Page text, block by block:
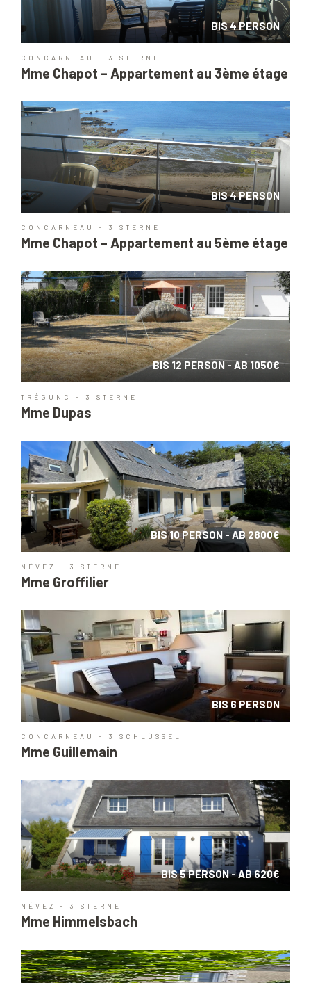
BIS 4 PERSON
CONCARNEAU - 3 STERNE
Mme Chapot – Appartement au 3ème étage
BIS 4 PERSON
CONCARNEAU - 3 STERNE
Mme Chapot – Appartement au 5ème étage
BIS 12 PERSON - AB 1050€
TRÉGUNC - 3 STERNE
Mme Dupas
BIS 10 PERSON - AB 2800€
NÉVEZ - 3 STERNE
Mme Groffilier
BIS 6 PERSON
CONCARNEAU - 3 SCHLÜSSEL
Mme Guillemain
BIS 5 PERSON - AB 620€
NÉVEZ - 3 STERNE
Mme Himmelsbach